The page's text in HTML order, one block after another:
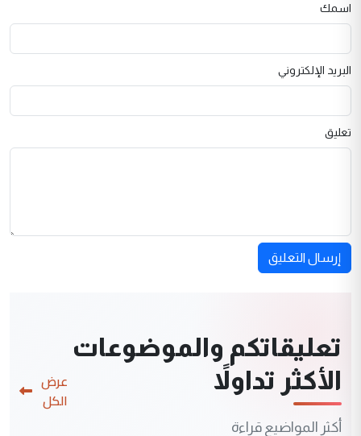
اسمك
البريد الإلكتروني
تعليق
إرسال التعليق
تعليقاتكم والموضوعات
الأكثر تداولاً
أكثر المواضيع قراءة
عرض
الكل